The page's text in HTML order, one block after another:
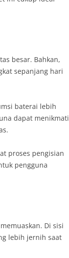
besar. Bahkan,
sepanjang hari
baterai lebih
dapat menikmati
proses pengisian
pengguna
Di sisi
lebih jernih saat